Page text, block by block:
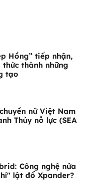
Hồng” tiếp nhận,
thành những
tạo
nữ Việt Nam
Thúy nỗ lực (SEA
Công nghệ nửa
lật đổ Xpander?